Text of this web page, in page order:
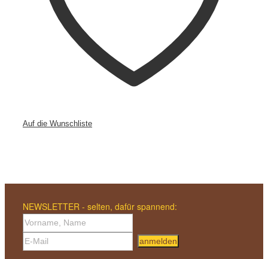
Auf die Wunschliste
NEWSLETTER - selten, dafür spannend:
anmelden